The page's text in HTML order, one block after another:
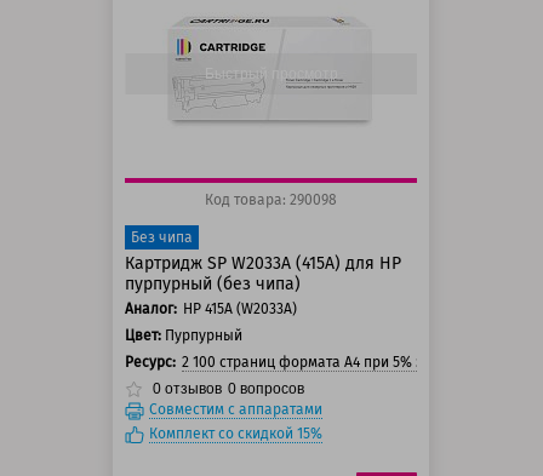
125 баллов
150 баллов
Быстрый просмотр
Код товара: 290098
Без чипа
Картридж SP W2033A (415A) для HP
пурпурный (без чипа)
Аналог: HP 415A (W2033A)
Цвет: Пурпурный
Ресурс: 2 100 страниц формата А4 при 5% заполнении
0 отзывов 0 вопросов
Совместим с аппаратами
Комплект со скидкой 15%